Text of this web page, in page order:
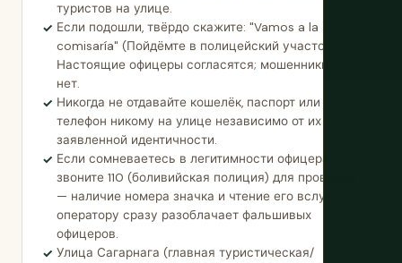
туристов на улице.
Если подошли, твёрдо скажите: "Vamos a la
comisaría" (Пойдёмте в полицейский участок).
Настоящие офицеры согласятся; мошенники —
нет.
Никогда не отдавайте кошелёк, паспорт или
телефон никому на улице независимо от их
заявленной идентичности.
Если сомневаетесь в легитимности офицера,
звоните 110 (боливийская полиция) для проверки
— наличие номера значка и чтение его вслух
оператору сразу разоблачает фальшивых
офицеров.
Улица Сагарнага (главная туристическая/